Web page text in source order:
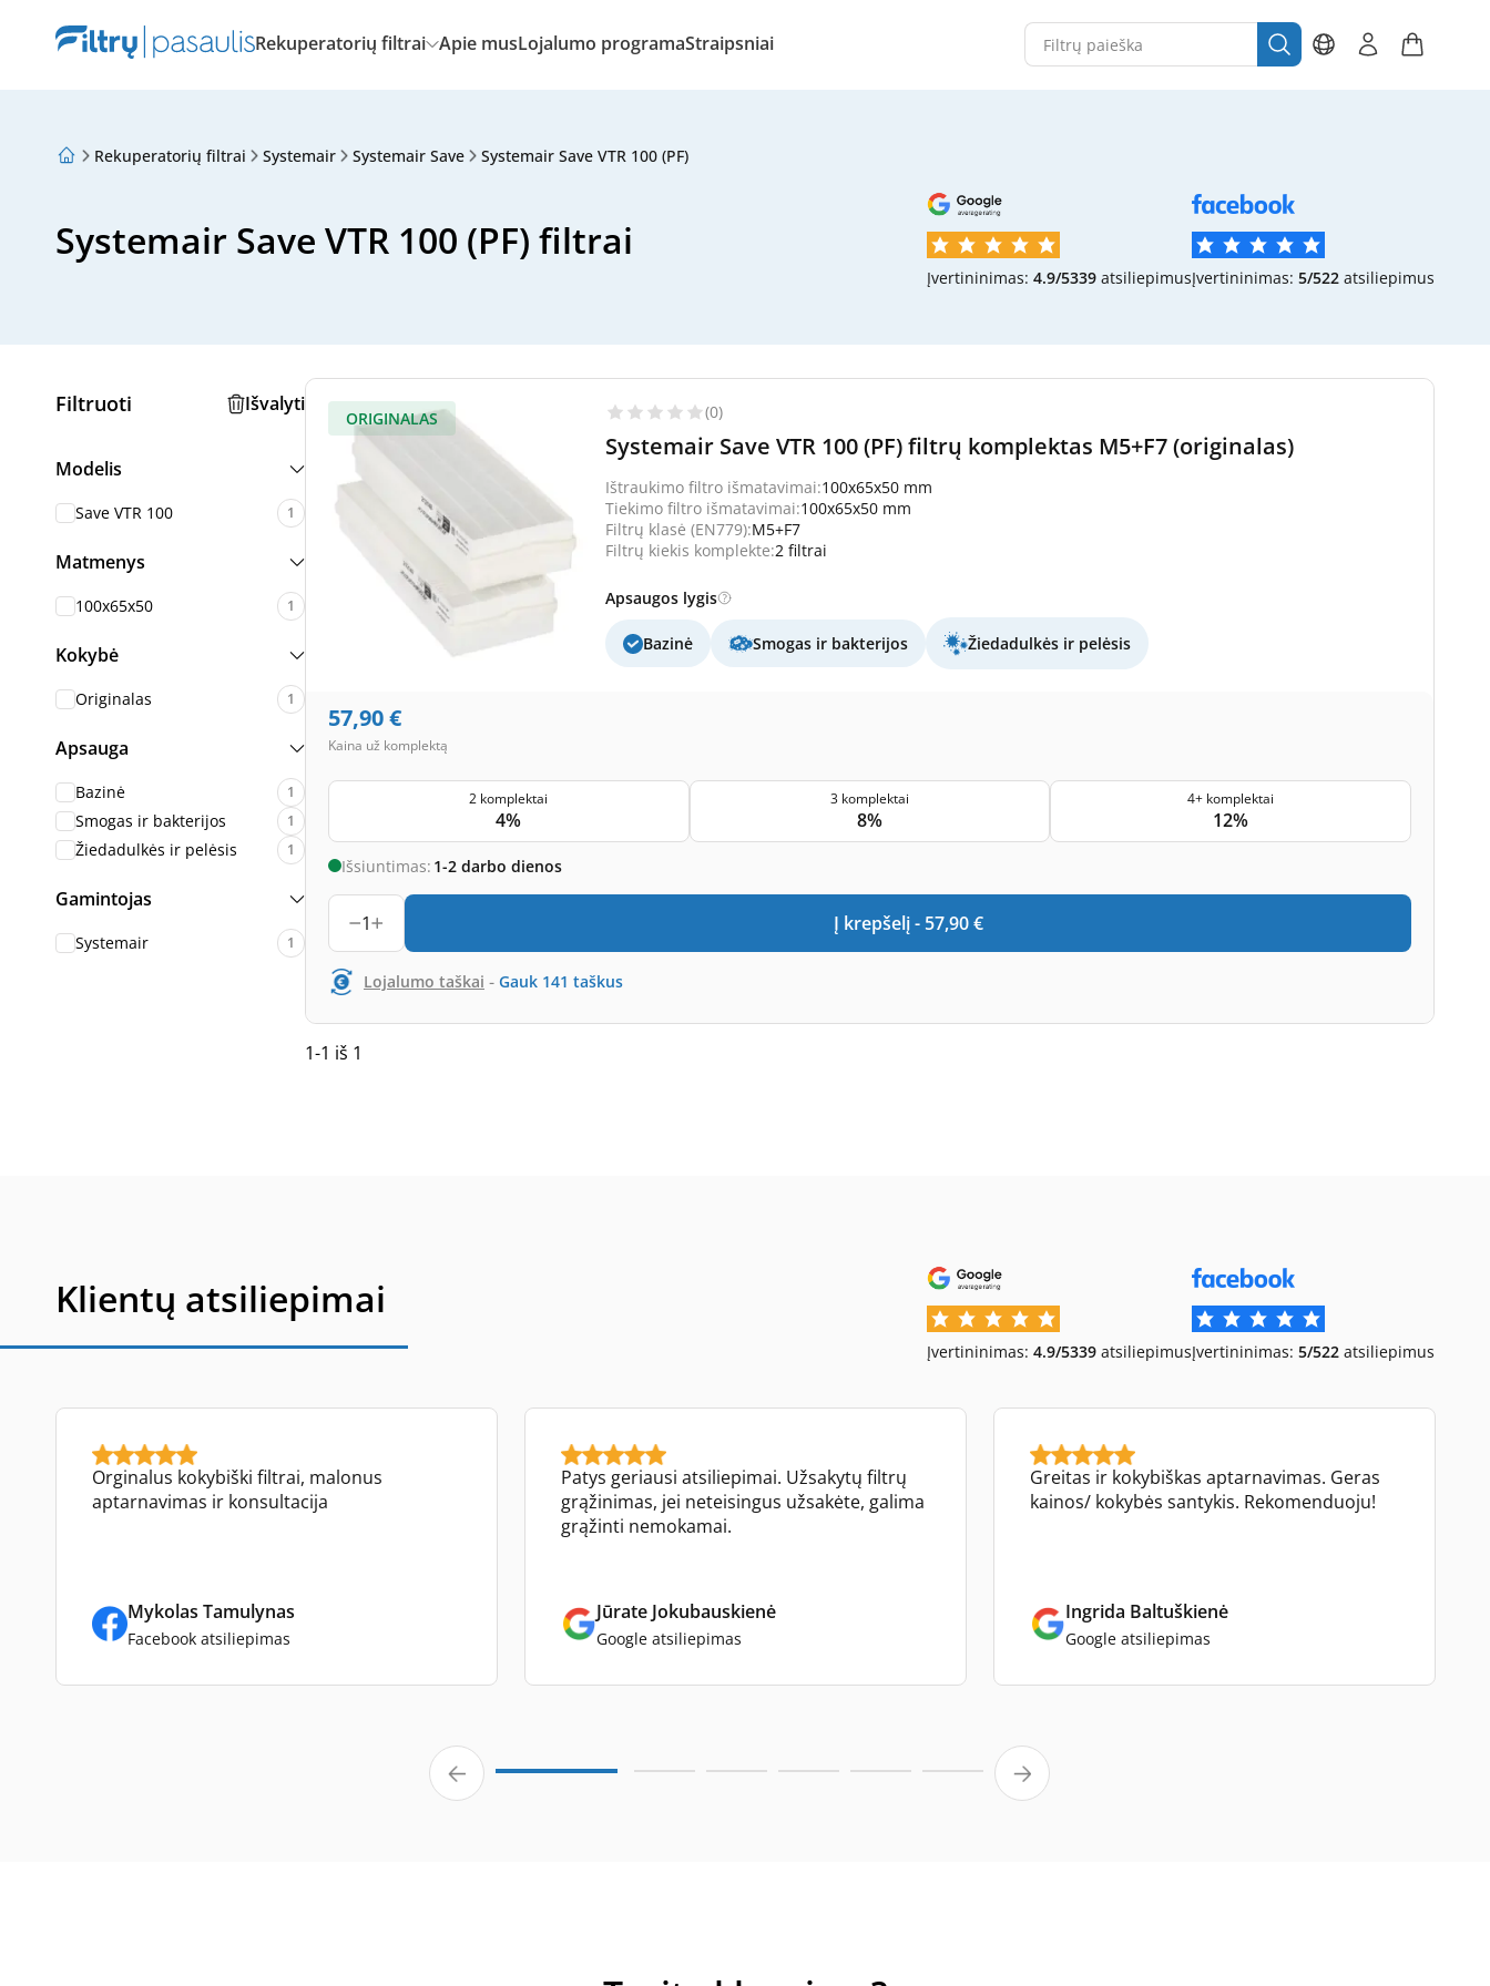
Rekuperatorių filtrai Apie musLojalumo programaStraipsniai
Apie mus
Rekuperatorių filtrai Systemair Systemair Save Systemair Save VTR 100 (PF)
Systemair Save VTR 100 (PF) filtrai
Įvertininimas: 4.9/5339 atsiliepimusĮvertininimas: 5/522 atsiliepimus
Filtruoti Išvalyti
Modelis
Save VTR 100 1
Matmenys
100x65x50 1
Kokybė
Originalas 1
Apsauga
Bazinė 1
Smogas ir bakterijos 1
Žiedadulkės ir pelėsis 1
Gamintojas
Systemair 1
ORIGINALAS (0)
Systemair Save VTR 100 (PF) filtrų komplektas M5+F7 (originalas)
Ištraukimo filtro išmatavimai:100x65x50 mm
Tiekimo filtro išmatavimai:100x65x50 mm
Filtrų klasė (EN779):M5+F7
Filtrų kiekis komplekte:2 filtrai
Apsaugos lygis
Bazinė Smogas ir bakterijos Žiedadulkės ir pelėsis
57,90€
Kaina už komplektą
2 komplektai
4%
3 komplektai
8%
4+ komplektai
12%
Išsiuntimas: 1-2 darbo dienos
1 Į krepšelį - 57,90 €
Lojalumo taškai - Gauk 141 taškus
1-1 iš 1
Klientų atsiliepimai
Įvertininimas: 4.9/5339 atsiliepimusĮvertininimas: 5/522 atsiliepimus
Orginalus kokybiški filtrai, malonus
aptarnavimas ir konsultacija
Mykolas Tamulynas
Facebook atsiliepimas
Patys geriausi atsiliepimai. Užsakytų filtrų
grąžinimas, jei neteisingus užsakėte, galima
grąžinti nemokamai.
Jūrate Jokubauskienė
Google atsiliepimas
Greitas ir kokybiškas aptarnavimas. Geras
kainos/ kokybės santykis. Rekomenduoju!
Ingrida Baltuškienė
Google atsiliepimas